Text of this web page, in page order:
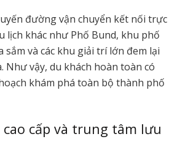
đường vận chuyển kết nối trực
lịch khác như Phố Bund, khu phố
và các khu giải trí lớn đem lại
Như vậy, du khách hoàn toàn có
khám phá toàn bộ thành phố
cao cấp và trung tâm lưu